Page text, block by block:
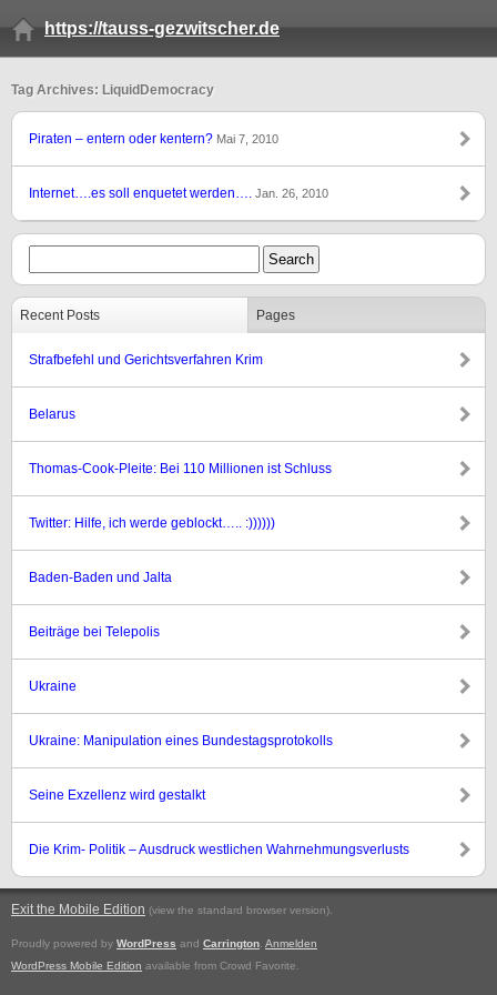
https://tauss-gezwitscher.de
Tag Archives: LiquidDemocracy
Piraten – entern oder kentern? Mai 7, 2010
Internet….es soll enquetet werden…. Jan. 26, 2010
Recent Posts Pages
Strafbefehl und Gerichtsverfahren Krim
Belarus
Thomas-Cook-Pleite: Bei 110 Millionen ist Schluss
Twitter: Hilfe, ich werde geblockt….. :))))))
Baden-Baden und Jalta
Beiträge bei Telepolis
Ukraine
Ukraine: Manipulation eines Bundestagsprotokolls
Seine Exzellenz wird gestalkt
Die Krim- Politik – Ausdruck westlichen Wahrnehmungsverlusts
Exit the Mobile Edition (view the standard browser version).
Proudly powered by WordPress and Carrington Anmelden
WordPress Mobile Edition available from Crowd Favorite.